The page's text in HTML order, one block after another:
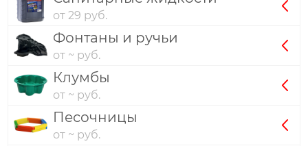
от 29 руб.
Фонтаны и ручьи
от ~ руб.
Клумбы
от ~ руб.
Песочницы
от ~ руб.